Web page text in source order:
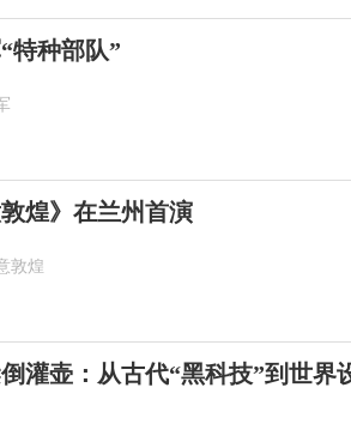
特种部队”
煌》在兰州首演
敦煌
灌壶：从古代“黑科技”到世界